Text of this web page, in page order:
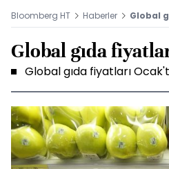
Bloomberg HT Haberler Global
Global gıda
Global gıda fiyatları